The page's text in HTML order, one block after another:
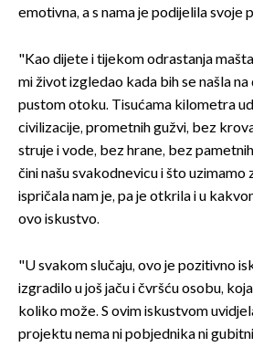
emotivna, a s nama je podijelila svoje
"Kao dijete i tijekom odrastanja
mi život izgledao kada bih se našla
pustom otoku. Tisućama kilometra
civilizacije, prometnih gužvi, bez
struje i vode, bez hrane, bez
čini našu svakodnevicu i što
ispričala nam je, pa je otkrila i u
ovo iskustvo.
"U svakom slučaju, ovo je pozitivno
izgradilo u još jaču i čvršću osobu,
koliko može. S ovim iskustvom
projektu nema ni pobjednika ni